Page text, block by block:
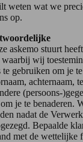
weten wat we
op.
askemo stuurt
wij
te gebruiken om je
achternaam,
(persoons-
je te benaderen.
nadat de
Bepaalde
met de wettelijke